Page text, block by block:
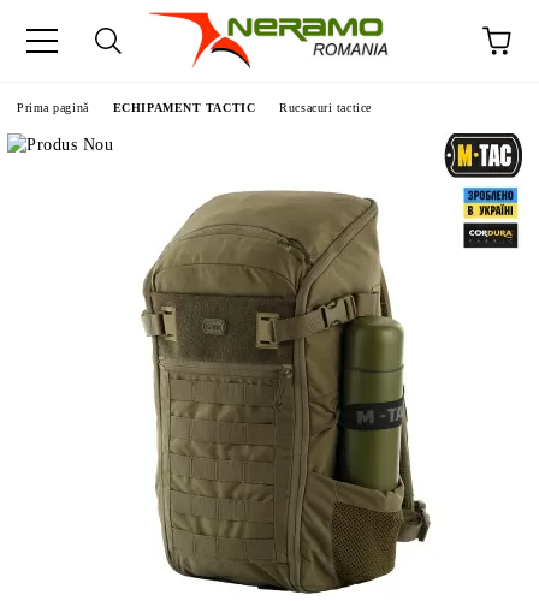
Prima pagină ECHIPAMENT TACTIC Rucsacuri tactice